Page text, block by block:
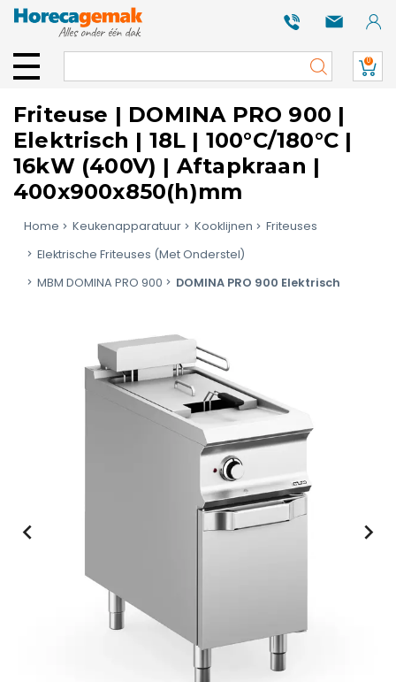
0
Friteuse | DOMINA PRO 900 |
Elektrisch | 18L | 100°C/180°C |
16kW (400V) | Aftapkraan |
400x900x850(h)mm
Home Keukenapparatuur Kooklijnen
Friteuses
Elektrische Friteuses (Met Onderstel)
MBM DOMINA PRO 900
DOMINA PRO 900 Elektrisch